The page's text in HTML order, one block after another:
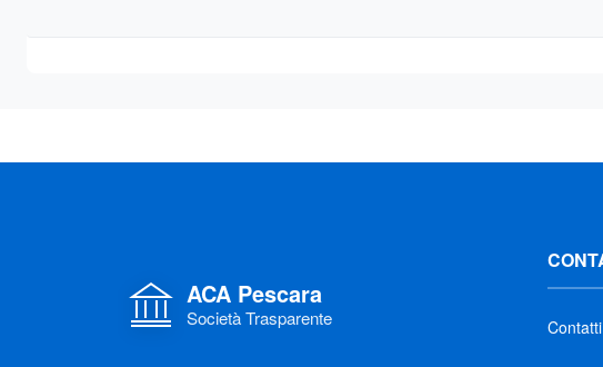
ACA Pescara
Società Trasparente